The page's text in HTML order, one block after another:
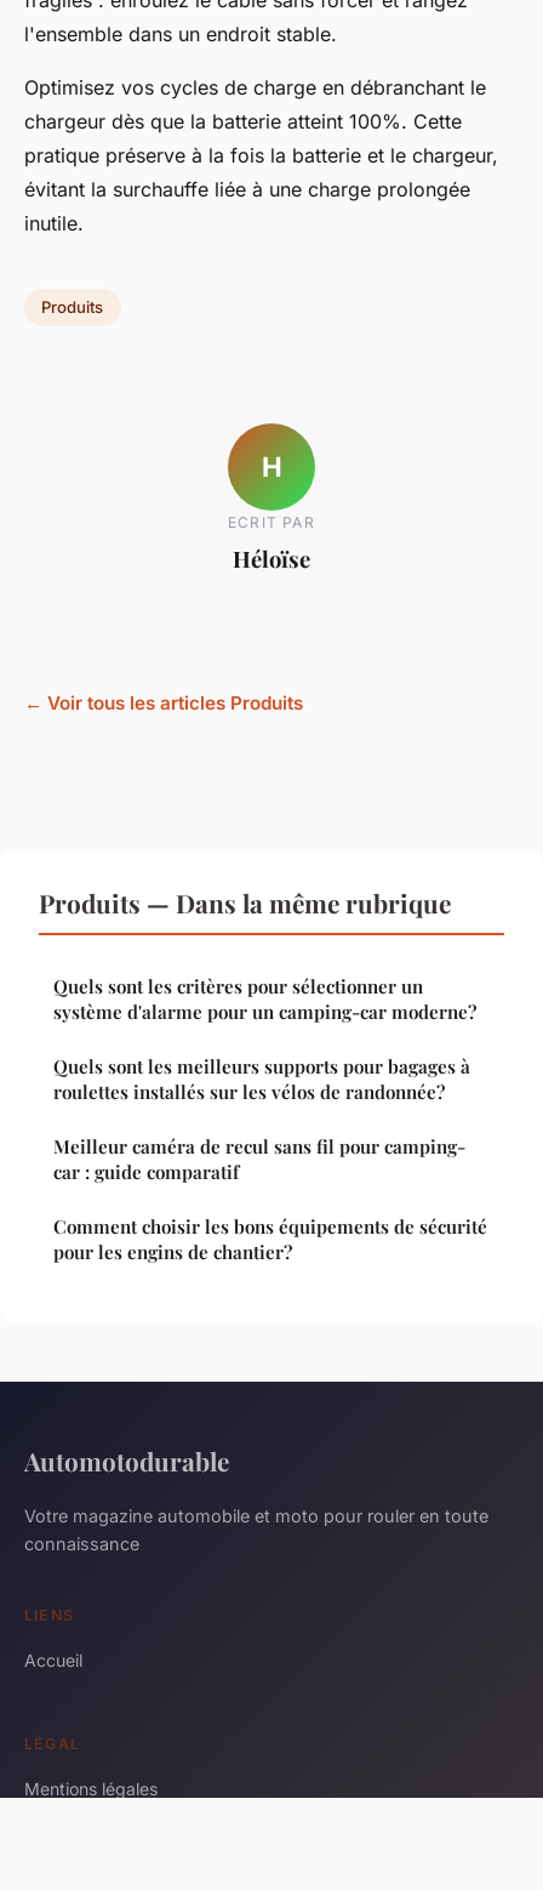
l'ensemble dans un endroit stable.
Optimisez vos cycles de charge en débranchant le
chargeur dès que la batterie atteint 100%. Cette
pratique préserve à la fois la batterie et le chargeur,
évitant la surchauffe liée à une charge prolongée
inutile.
Produits
H
ECRIT PAR
Héloïse
← Voir tous les articles Produits
Produits — Dans la même rubrique
Quels sont les critères pour sélectionner un
système d'alarme pour un camping-car moderne?
Quels sont les meilleurs supports pour bagages à
roulettes installés sur les vélos de randonnée?
Meilleur caméra de recul sans fil pour camping-
car : guide comparatif
Comment choisir les bons équipements de sécurité
pour les engins de chantier?
Automotodurable
Votre magazine automobile et moto pour rouler en toute
connaissance
LIENS
Accueil
LÉGAL
Mentions légales